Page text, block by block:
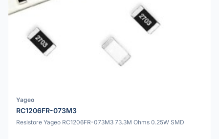
Yageo
RC1206FR-073M3
Resistore Yageo RC1206FR-073M3 73.3M Ohms 0.25W SMD